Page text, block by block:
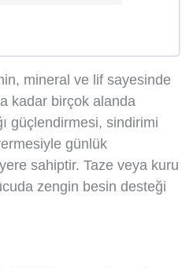
mineral ve lif sayesinde
kadar birçok alanda
güçlendirmesi, sindirimi
günlük
sahiptir. Taze veya kuru
zengin besin desteği